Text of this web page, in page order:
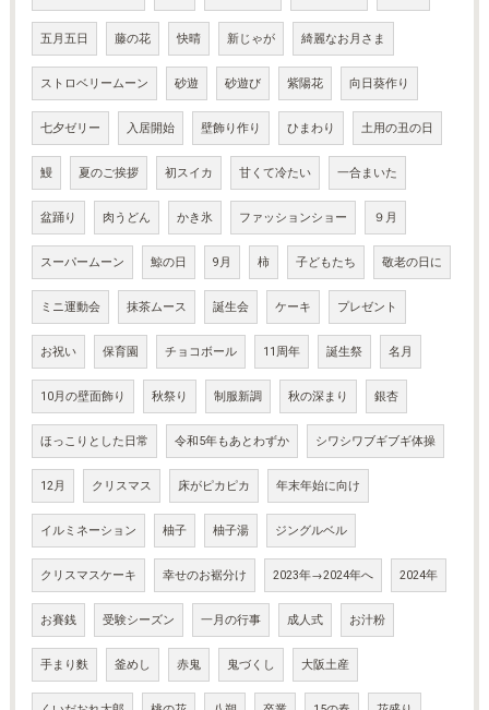
五月五日 藤の花 快晴 新じゃが 綺麗なお月さま
ストロベリームーン 砂遊 砂遊び 紫陽花 向日葵作り
七夕ゼリー 入居開始 壁飾り作り ひまわり 土用の丑の日
鰻 夏のご挨拶 初スイカ 甘くて冷たい 一合まいた
盆踊り 肉うどん かき氷 ファッションショー ９月
スーパームーン 鯨の日 9月 柿 子どもたち 敬老の日に
ミニ運動会 抹茶ムース 誕生会 ケーキ プレゼント
お祝い 保育園 チョコボール 11周年 誕生祭 名月
10月の壁面飾り 秋祭り 制服新調 秋の深まり 銀杏
ほっこりとした日常 令和5年もあとわずか シワシワブギブギ体操
12月 クリスマス 床がピカピカ 年末年始に向け
イルミネーション 柚子 柚子湯 ジングルベル
クリスマスケーキ 幸せのお裾分け 2023年→2024年へ 2024年
お賽銭 受験シーズン 一月の行事 成人式 お汁粉
手まり麩 釜めし 赤鬼 鬼づくし 大阪土産